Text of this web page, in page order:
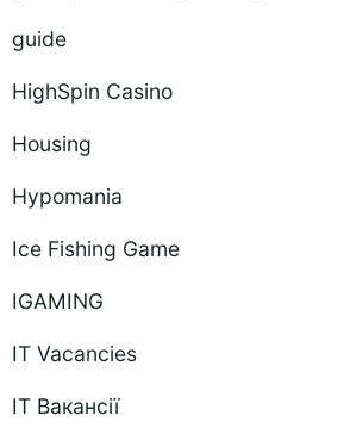
guide
HighSpin Casino
Housing
Hypomania
Ice Fishing Game
IGAMING
IT Vacancies
IT Вакансії